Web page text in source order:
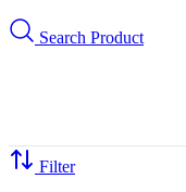
Search Product
Filter